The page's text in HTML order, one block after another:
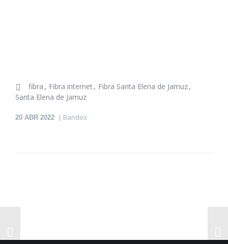
fibra Fibra internet
Fibra Santa Elena de Jamuz
Santa Elena de Jamuz
20 ABR 2022 Bandos